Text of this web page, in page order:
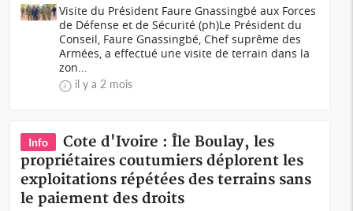
Visite du Président Faure Gnassingbé aux Forces
de Défense et de Sécurité (ph)Le Président du
Conseil, Faure Gnassingbé, Chef suprême des
Armées, a effectué une visite de terrain dans la
zon...
il y a 2 mois
Info
Cote d'Ivoire : Île Boulay, les
propriétaires coutumiers déplorent les
exploitations répétées des terrains sans
le paiement des droits